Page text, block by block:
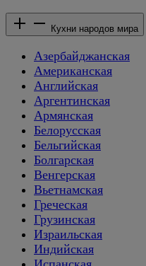
Кухни народов мира
Азербайджанская
Американская
Английская
Аргентинская
Армянская
Белорусская
Бельгийская
Болгарская
Венгерская
Вьетнамская
Греческая
Грузинская
Израильская
Индийская